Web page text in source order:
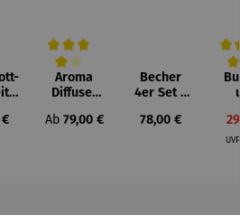
von 5 von 5 Sternen
Preis:
Durchschnittliche Bewertung von 4
Aroma
Diffuser
Laterne –
Regulärer Preis:
Ab 79,00 €
Becher
4er Set –
Picasso –
Regulärer Preis:
78,00 €
&